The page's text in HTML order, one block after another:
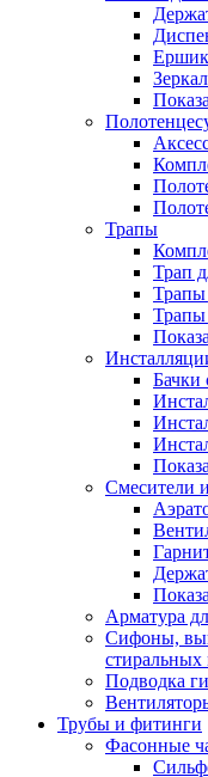
Трапы
Трап
Трапы
Трапы
Бачки
Смесители
Арматура
Сифоны,
Подводка
Трубы и фитинги
Фасонные